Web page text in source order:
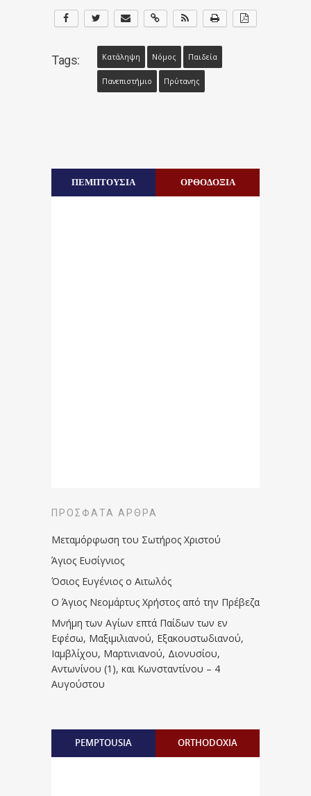
Tags: Κατάληψη Νόμος Παιδεία
Πανεπιστήμιο Πρύτανης
ΠΕΜΠΤΟΥΣΙΑ ΟΡΘΟΔΟΞΙΑ
ΠΡΌΣΦΑΤΑ ΆΡΘΡΑ
Μεταμόρφωση του Σωτήρος Χριστού
Άγιος Ευσίγνιος
Όσιος Ευγένιος ο Αιτωλός
Ο Άγιος Νεομάρτυς Χρήστος από την Πρέβεζα
Μνήμη των Aγίων επτά Παίδων των εν
Eφέσω, Mαξιμιλιανού, Eξακουστωδιανού,
Iαμβλίχου, Mαρτινιανού, Διονυσίου,
Aντωνίνου (1), και Kωνσταντίνου – 4
Αυγούστου
PEMPTOUSIA ORTHODOXIA